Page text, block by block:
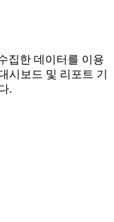
집한 데이터를 이용
시보드 및 리포트 기
.